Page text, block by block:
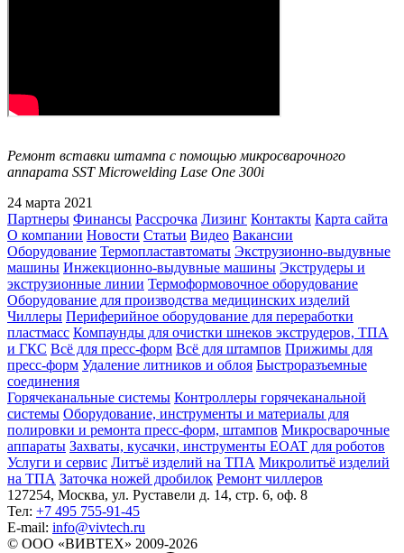
Ремонт вставки штампа с помощью микросварочного
аппарата SST Microwelding Lase One 300i
24 марта 2021
Партнеры Финансы Рассрочка Лизинг Контакты Карта сайта
О компании Новости Статьи Видео Вакансии
Оборудование Термопластавтоматы Экструзионно-выдувные
машины Инжекционно-выдувные машины Экструдеры и
экструзионные линии Термоформовочное оборудование
Оборудование для производства медицинских изделий
Чиллеры Периферийное оборудование для переработки
пластмасс Компаунды для очистки шнеков экструдеров, ТПА
и ГКС Всё для пресс-форм Всё для штампов Прижимы для
пресс-форм Удаление литников и облоя Быстроразъемные
соединения
Горячеканальные системы Контроллеры горячеканальной
системы Оборудование, инструменты и материалы для
полировки и ремонта пресс-форм, штампов Микросварочные
аппараты Захваты, кусачки, инструменты EOAT для роботов
Услуги и сервис Литъё изделий на ТПА Микролитьё изделий
на ТПА Заточка ножей дробилок Ремонт чиллеров
127254, Москва, ул. Руставели д. 14, стр. 6, оф. 8
Тел: +7 495 755-91-45
Е-mail: info@vivtech.ru
© ООО «ВИВТЕХ» 2009-2026